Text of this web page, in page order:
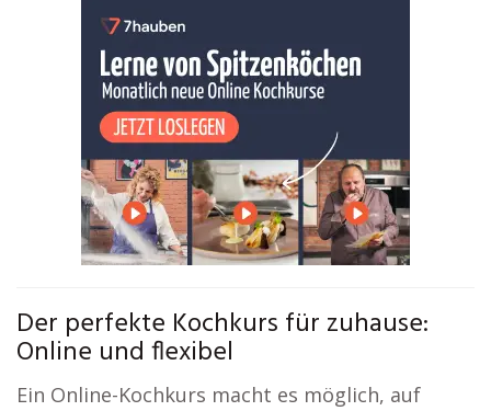
Der perfekte Kochkurs für zuhause:
Online und flexibel
Ein Online-Kochkurs macht es möglich, auf